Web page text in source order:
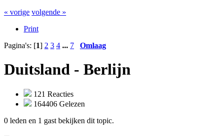
« vorige volgende »
Print
Pagina's: [1] 2 3 4 ... 7 Omlaag
Duitsland - Berlijn
121 Reacties
164406 Gelezen
0 leden en 1 gast bekijken dit topic.